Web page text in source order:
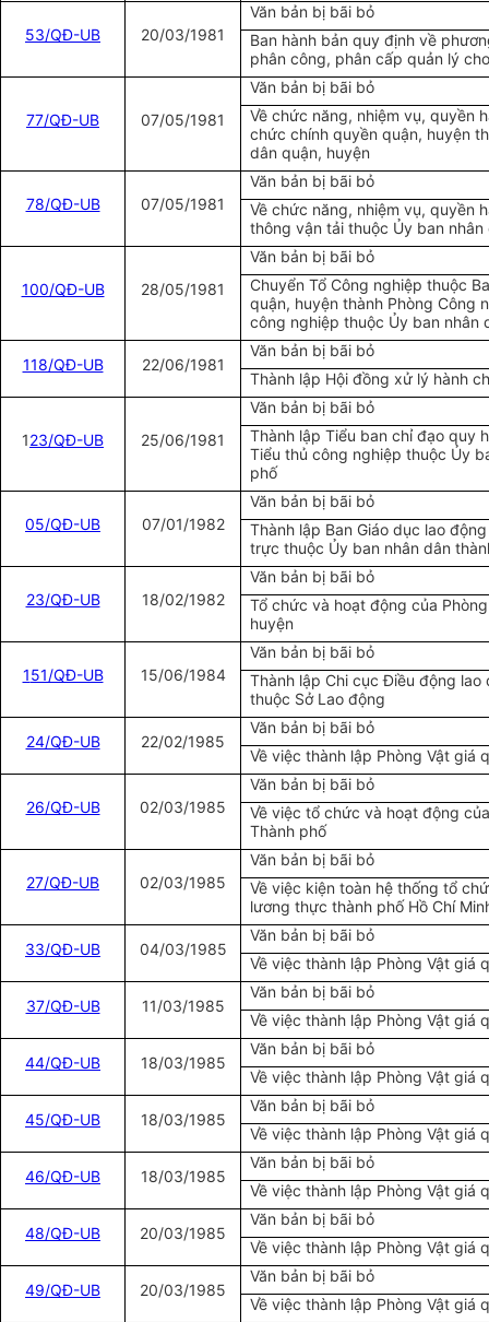
53/QĐ-UB 20/03/1981
Văn bản bị bãi bỏ
Ban hành bản quy định về
phân công, phân cấp quản lý
77/QĐ-UB 07/05/1981
Văn bản bị bãi bỏ
Về chức năng, nhiệm vụ, quyền
chức chính quyền quận, huyện
dân quận, huyện
78/QĐ-UB 07/05/1981
Văn bản bị bãi bỏ
Về chức năng, nhiệm vụ, quyền
thông vận tải thuộc Ủy ban nhân
100/QĐ-UB 28/05/1981
Văn bản bị bãi bỏ
Chuyển Tổ Công nghiệp thuộc
quận, huyện thành Phòng Công
công nghiệp thuộc Ủy ban nhân
118/QĐ-UB 22/06/1981
Văn bản bị bãi bỏ
Thành lập Hội đồng xử lý hành
123/QĐ-UB 25/06/1981
Văn bản bị bãi bỏ
Thành lập Tiểu ban chỉ đạo quy
Tiểu thủ công nghiệp thuộc Ủy
phố
05/QĐ-UB 07/01/1982
Văn bản bị bãi bỏ
Thành lập Ban Giáo dục lao
trực thuộc Ủy ban nhân dân
23/QĐ-UB 18/02/1982
Văn bản bị bãi bỏ
Tổ chức và hoạt động của
huyện
151/QĐ-UB 15/06/1984
Văn bản bị bãi bỏ
Thành lập Chi cục Điều động lao
thuộc Sở Lao động
24/QĐ-UB 22/02/1985
Văn bản bị bãi bỏ
Về việc thành lập Phòng Vật giá
26/QĐ-UB 02/03/1985
Văn bản bị bãi bỏ
Về việc tổ chức và hoạt động
Thành phố
27/QĐ-UB 02/03/1985
Văn bản bị bãi bỏ
Về việc kiện toàn hệ thống tổ
lương thực thành phố Hồ Chí
33/QĐ-UB 04/03/1985
Văn bản bị bãi bỏ
Về việc thành lập Phòng Vật giá
37/QĐ-UB 11/03/1985
Văn bản bị bãi bỏ
Về việc thành lập Phòng Vật giá
44/QĐ-UB 18/03/1985
Văn bản bị bãi bỏ
Về việc thành lập Phòng Vật giá
45/QĐ-UB 18/03/1985
Văn bản bị bãi bỏ
Về việc thành lập Phòng Vật giá
46/QĐ-UB 18/03/1985
Văn bản bị bãi bỏ
Về việc thành lập Phòng Vật giá
48/QĐ-UB 20/03/1985
Văn bản bị bãi bỏ
Về việc thành lập Phòng Vật giá
49/QĐ-UB 20/03/1985
Văn bản bị bãi bỏ
Về việc thành lập Phòng Vật giá